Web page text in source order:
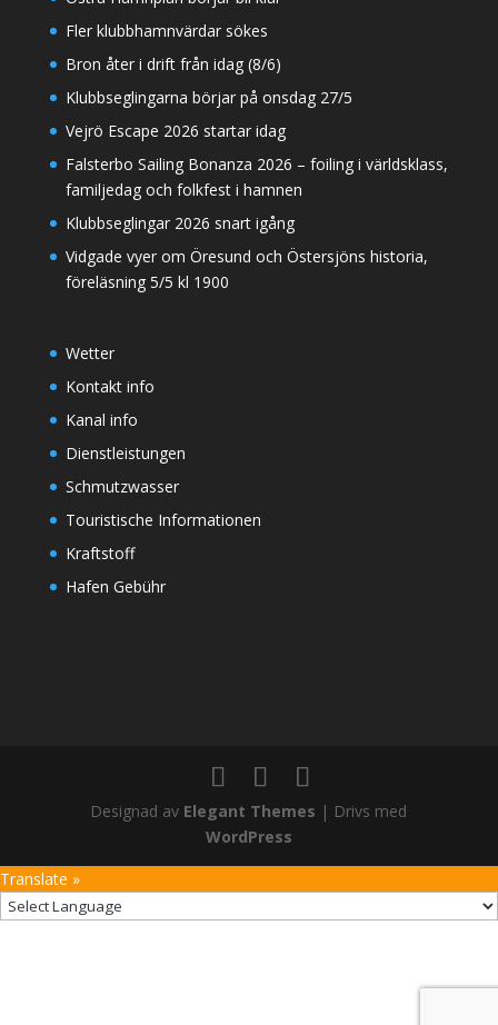
Fler klubbhamnvärdar sökes
Bron åter i drift från idag (8/6)
Klubbseglingarna börjar på onsdag 27/5
Vejrö Escape 2026 startar idag
Falsterbo Sailing Bonanza 2026 – foiling i världsklass,
familjedag och folkfest i hamnen
Klubbseglingar 2026 snart igång
Vidgade vyer om Öresund och Östersjöns historia,
föreläsning 5/5 kl 1900
Wetter
Kontakt info
Kanal info
Dienstleistungen
Schmutzwasser
Touristische Informationen
Kraftstoff
Hafen Gebühr
Designad av Elegant Themes | Drivs med
WordPress
Translate »